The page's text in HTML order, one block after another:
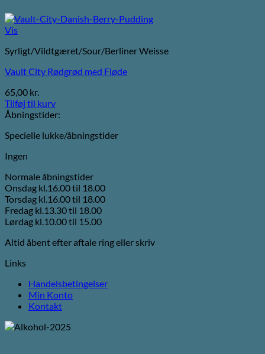
Vis
Syrligt/Vildtgæret/Sour/Berliner Weisse
Vault City Rødgrød med Fløde
65,00 kr.
Tilføj til kurv
Åbningstider:
Specielle lukke/åbningstider
Ingen
Normale åbningstider
Onsdag kl.16.00 til 18.00
Torsdag kl.16.00 til 18.00
Fredag kl.13.30 til 18.00
Lørdag kl.10.00 til 15.00
Altid åbent efter aftale ring eller skriv
Links
Handelsbetingelser
Min Konto
Kontakt